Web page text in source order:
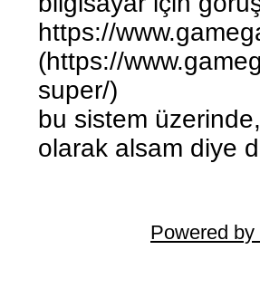
https://
(https://
super/)
bu sistem
olarak alsam diye
Powered